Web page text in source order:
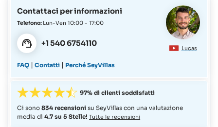
Lucas
Contattaci per informazioni
Telefono: Lun-Ven 10:00 - 17:00
+1 540 6754110
FAQ |Contatti | Perché SeyVillas
97% di clienti soddisfatti
Ci sono834 recensionisu SeyVillas con una valutazione
media di4.7 su 5 Stelle! Tutte le recensioni